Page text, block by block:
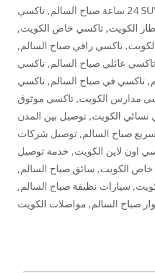
24 ساعة صباح السالم
,
الكويت, تاكسي خاص الكويت,
, تاكسي راقي صباح السالم,
تاكسي عائلي صباح السالم, تاكسي
, تاكسي في صباح السالم, تاكسي
مدارس الكويت, تاكسي موثوق
نسائي الكويت, توصيل بين المدن
صباح السالم, توصيل شركات
اون لاين الكويت, خدمة توصيل
الكويت, سائق صباح السالم,
, سيارات نظيفة صباح السالم,
صباح السالم, مواصلات الكويت